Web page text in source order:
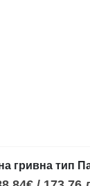
II“
гривна тип